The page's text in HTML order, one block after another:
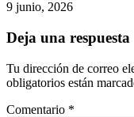
9 junio, 2026
Deja una respuesta
Tu dirección de correo
obligatorios están
Comentario *